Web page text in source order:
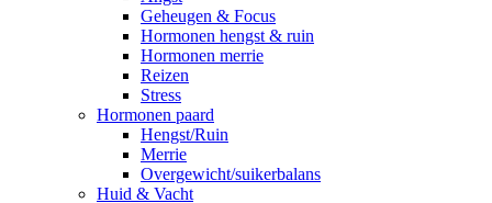
Geheugen & Focus
Hormonen hengst & ruin
Hormonen merrie
Reizen
Stress
Hormonen paard
Hengst/Ruin
Merrie
Overgewicht/suikerbalans
Huid & Vacht